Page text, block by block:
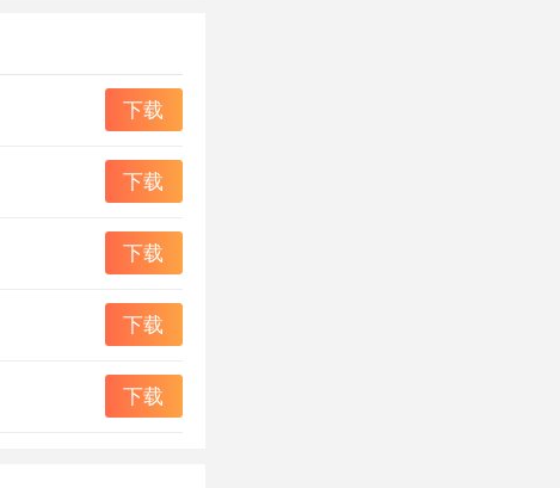
下载
下载
下载
下载
下载